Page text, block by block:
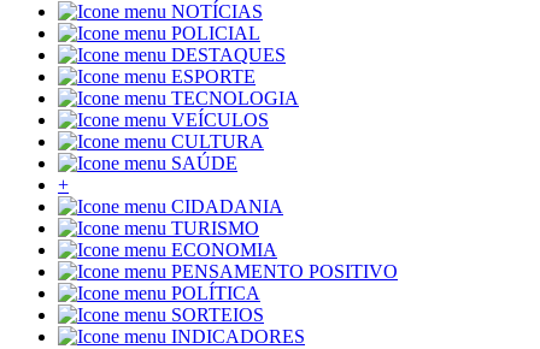
NOTÍCIAS
POLICIAL
DESTAQUES
ESPORTE
TECNOLOGIA
VEÍCULOS
CULTURA
SAÚDE
+
CIDADANIA
TURISMO
ECONOMIA
PENSAMENTO POSITIVO
POLÍTICA
SORTEIOS
INDICADORES